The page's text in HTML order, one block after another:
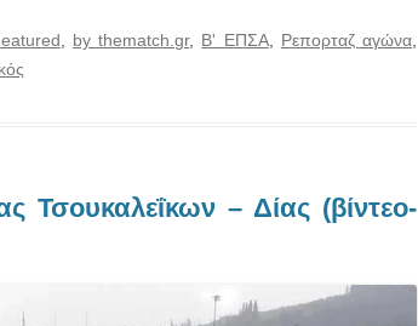
by thematch.gr, Β' ΕΠΣΑ, Ρεπορταζ αγώνα
Τσουκαλεΐκων – Δίας (βίντεο-